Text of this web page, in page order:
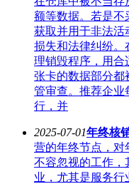
额等数据。若是不
获取并用于非法活
损失和法律纠纷。
理销毁程序，用合
张卡的数据部分都
管审查。推荐企业
行，并
2025-07-01年终核
营的年终节点，对
不容忽视的工作，
业，尤其是服务